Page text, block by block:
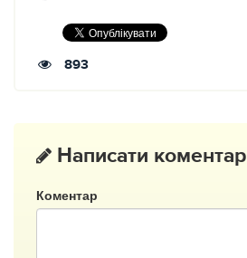
893
Написати коментар
Коментар